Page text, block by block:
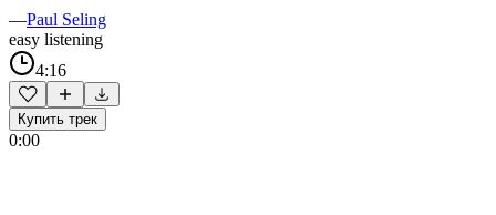
—Paul Seling
easy listening
4:16
Купить трек
0:00